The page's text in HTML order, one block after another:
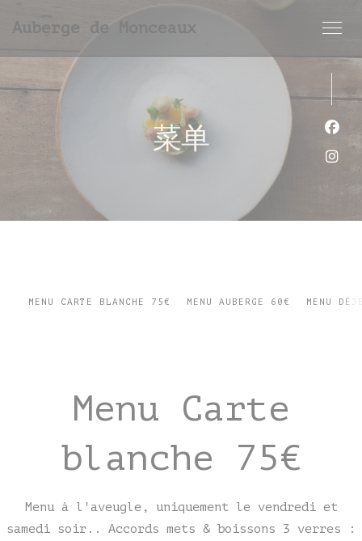
Auberge de Monceaux
菜单
MENU CARTE BLANCHE 75€ MENU AUBERGE 60€ MENU
Menu Carte
blanche 75€
Menu à l'aveugle, uniquement le vendredi et
samedi soir.. Accords mets & boissons 3 verres :